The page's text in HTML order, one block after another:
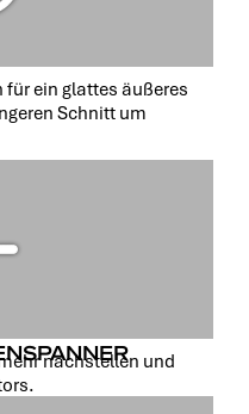
für ein glattes äußeres
Schnitt um
nachstellen und